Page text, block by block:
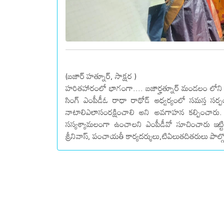
(బజార్ హత్నూర్, సాక్షర )
హరితహారంలో భాగంగా.... బజార్హత్నూర్ మండలం
సింగ్ ఎంపీడీఓ రాధా రాథోడ్ ఆధ్వర్యంలో సమస్త
నాటాలిఎలాసంరక్షించాలి అని అవగాహన
సస్యశ్యామలంగా ఉంచాలని ఎంపీడీవో సూచించారు
శ్రీనివాస్, పంచాయతీ కార్యదర్శులు,టిఏలుతదితరులు